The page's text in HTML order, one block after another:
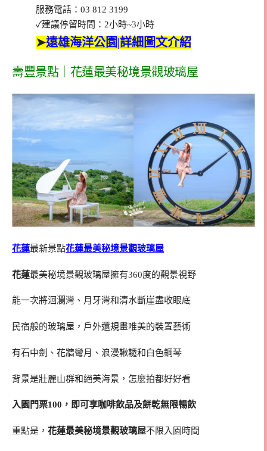
服務電話：03 812 3199
✓建議停留時間：2小時~3小時
➤遠雄海洋公園|詳細圖文介紹
壽豐景點｜花蓮最美秘境景觀玻璃屋
花蓮最新景點花蓮最美秘境景觀玻璃屋
花蓮最美秘境景觀玻璃屋擁有360度的觀景視野
能一次將洄瀾灣、月牙灣和清水斷崖盡收眼底
民宿般的玻璃屋，戶外還規畫唯美的裝置藝術
有石中劍、花牆彎月、浪漫鞦韆和白色鋼琴
背景是壯麗山群和絕美海景，怎麼拍都好好看
入園門票100，即可享咖啡飲品及餅乾無限暢飲
重點是， 花蓮最美秘境景觀玻璃屋不限入園時間